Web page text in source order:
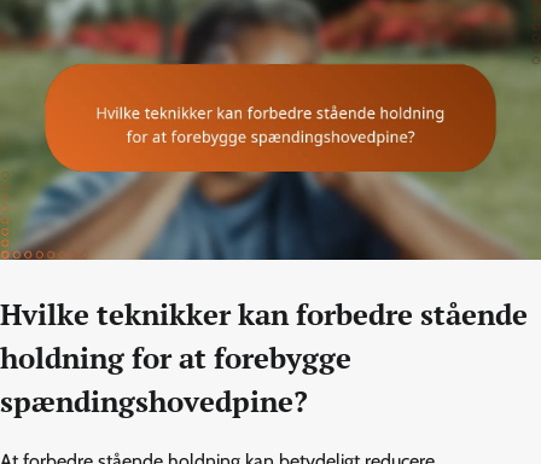
Hvilke teknikker kan forbedre stående
holdning for at forebygge
spændingshovedpine?